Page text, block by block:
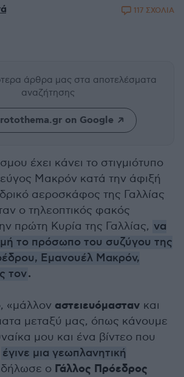
117 ΣΧΟΛΙΑ
άρθρα μας στα αποτελέσματα
αναζήτησης
on Google
έχει κάνει το στιγμιότυπο
Μακρόν κατά την άφιξή
αεροσκάφος της Γαλλίας
ο τηλεοπτικός φακός
πρώτη Κυρία της Γαλλίας, να
το πρόσωπο του συζύγου της
Εμανουέλ Μακρόν,
τον.
«μάλλον αστειευόμασταν και
μεταξύ μας, όπως κάνουμε
μου και ένα βίντεο που
έγινε μια γεωπλανητική
δήλωσε ο Γάλλος Πρόεδρος